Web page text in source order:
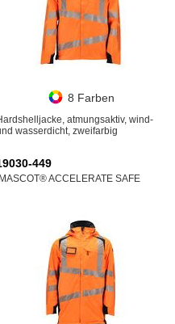
8 Farben
atmungsaktiv, wind-
wasserdicht, zweifarbig
449
MASCOT® ACCELERATE SAFE